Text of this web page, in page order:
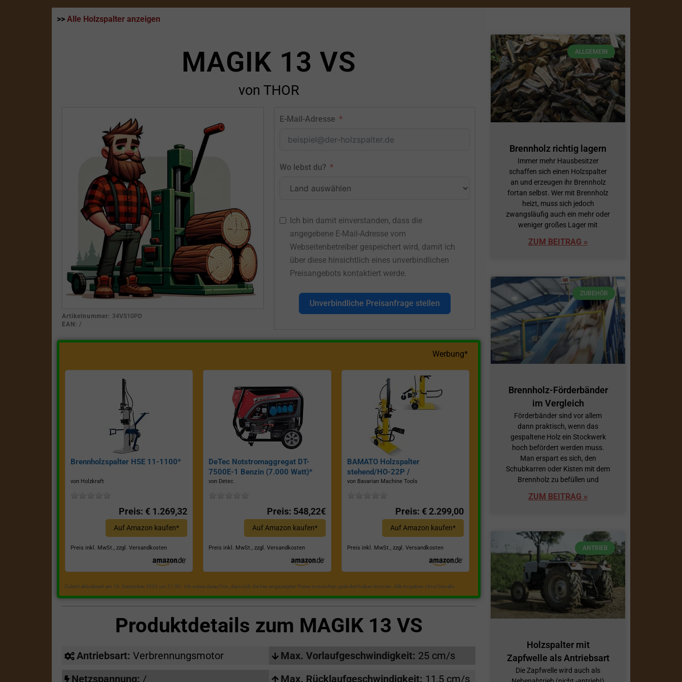
>> Alle Holzspalter anzeigen
MAGIK 13 VS
von THOR
Artikelnummer: 34VS10PD
EAN: /
E-Mail-Adresse
Wo lebst du?
Ich bin damit einverstanden, dass die
angegebene E-Mail-Adresse vom
Webseitenbetreiber gespeichert wird, damit ich
über diese hinsichtlich eines unverbindlichen
Preisangebots kontaktiert werde.
Unverbindliche Preisanfrage stellen
Werbung*
Brennholzspalter HSE 11-1100*
von Holzkraft
Preis: € 1.269,32
Auf Amazon kaufen*
Preis inkl. MwSt., zzgl. Versandkosten
DeTec Notstromaggregat DT-
7500E-1 Benzin (7.000 Watt)*
von Detec.
Preis: 548,22€
Auf Amazon kaufen*
Preis inkl. MwSt., zzgl. Versandkosten
BAMATO Holzspalter
stehend/HO-22P /
Zapfwellenantrieb, Inkl.
von Bavarian Machine Tools
Preis: € 2.299,00
Auf Amazon kaufen*
Preis inkl. MwSt., zzgl. Versandkosten
Zuletzt aktualisiert am 18. Dezember 2023 um 21:50 . Ich weise darauf hin, dass sich die hier angezeigten Preise inzwischen geändert haben können. Alle Angaben ohne Gewähr.
Produktdetails zum MAGIK 13 VS
Antriebsart: Verbrennungsmotor
Netzspannung: /
Max. Vorlaufgeschwindigkeit: 25 cm/s
Max. Rücklaufgeschwindigkeit: 11,5 cm/s
ALLGEMEIN
Brennholz richtig lagern
Immer mehr Hausbesitzer
schaffen sich einen Holzspalter
an und erzeugen ihr Brennholz
fortan selbst. Wer mit Brennholz
heizt, muss sich jedoch
zwangsläufig auch ein mehr oder
weniger großes Lager mit
ZUM BEITRAG »
ZUBEHÖR
Brennholz-Förderbänder
im Vergleich
Förderbänder sind vor allem
dann praktisch, wenn das
gespaltene Holz ein Stockwerk
hoch befördert werden muss.
Man erspart es sich, den
Schubkarren oder Kisten mit dem
Brennholz zu befüllen und
ZUM BEITRAG »
ANTRIEB
Holzspalter mit
Zapfwelle als Antriebsart
Die Zapfwelle wird auch als